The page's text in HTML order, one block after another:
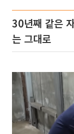
30년째 같은
는 그대로